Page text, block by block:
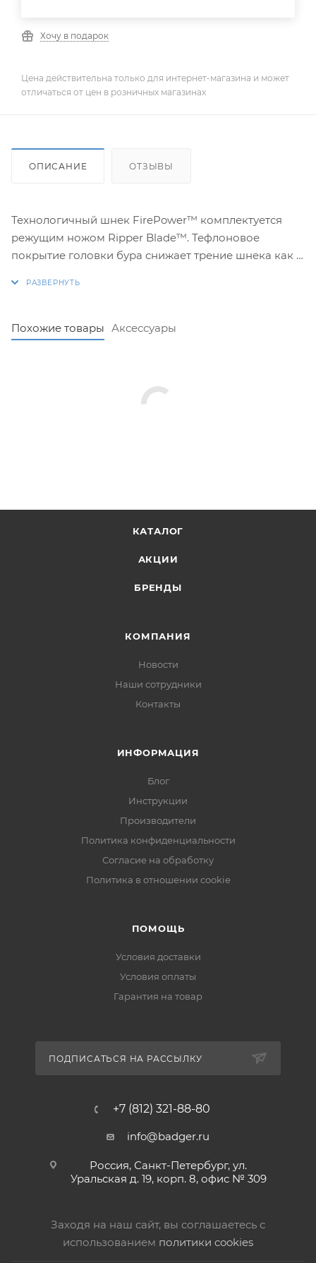
Хочу в подарок
Цена действительна только для интернет-магазина и может
отличаться от цен в розничных магазинах
ОПИСАНИЕ ОТЗЫВЫ
Технологичный шнек FirePower™ комплектуется
режущим ножом Ripper Blade™. Тефлоновое
покрытие головки бура снижает трение шнека как о
Выставочный образец.
Похожие товары Аксессуары
КАТАЛОГ
АКЦИИ
БРЕНДЫ
КОМПАНИЯ
Новости
Наши сотрудники
Контакты
ИНФОРМАЦИЯ
Блог
Инструкции
Производители
Политика конфиденциальности
Согласие на обработку
Политика в отношении cookie
ПОМОЩЬ
Условия доставки
Условия оплаты
Гарантия на товар
ПОДПИСАТЬСЯ НА РАССЫЛКУ
+7 (812) 321-88-80
info@badger.ru
Россия, Санкт-Петербург, ул.
Уральская д. 19, корп. 8, офис № 309
Заходя на наш сайт, вы соглашаетесь с
использованием политики cookies